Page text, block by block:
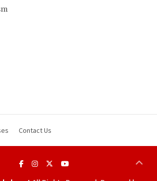
Contact Us